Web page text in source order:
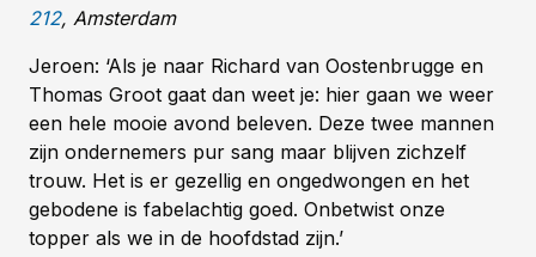
212, Amsterdam
Jeroen: ‘Als je naar Richard van Oostenbrugge en
Thomas Groot gaat dan weet je: hier gaan we weer
een hele mooie avond beleven. Deze twee mannen
zijn ondernemers pur sang maar blijven zichzelf
trouw. Het is er gezellig en ongedwongen en het
gebodene is fabelachtig goed. Onbetwist onze
topper als we in de hoofdstad zijn.’